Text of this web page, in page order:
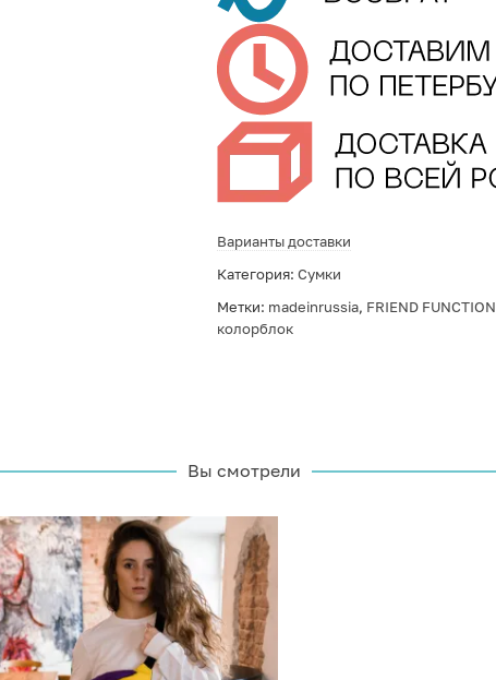
Варианты доставки
Категория: Сумки
Метки: madeinrussia, FRIEND FUNCTION
колорблок
Вы смотрели